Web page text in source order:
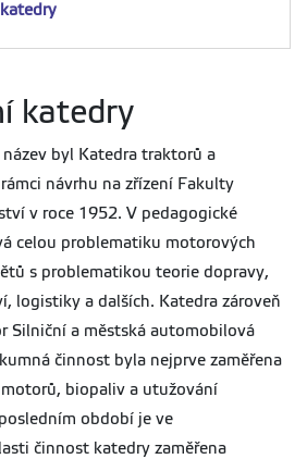
katedry
byl Katedra traktorů a
návrhu na zřízení Fakulty
v roce 1952. V pedagogické
celou problematiku motorových
s problematikou teorie dopravy,
logistiky a dalších. Katedra zároveň
Silniční a městská automobilová
činnost byla nejprve zaměřena
biopaliv a utužování
období je ve
činnost katedry zaměřena